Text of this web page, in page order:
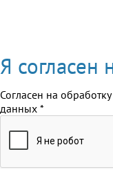
Я согласен
Согласен на обработку
данных *